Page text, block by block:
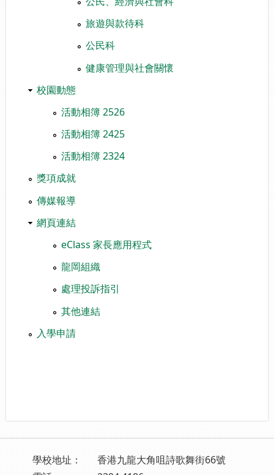
旅遊與款待科
公民科
健康管理與社會關懷
校園動態
活動相簿 2526
活動相簿 2425
活動相簿 2324
獎項成就
傳媒報導
網頁連結
eClass 家長應用程式
龍岡組織
處理投訴指引
其他連結
入學申請
學校地址：
香港九龍大角咀詩歌舞街66號